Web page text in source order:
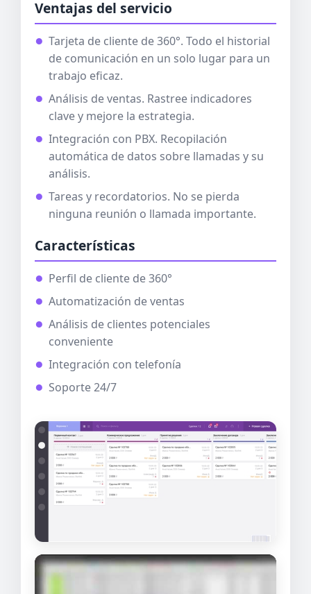
Ventajas del servicio
Tarjeta de cliente de 360°. Todo el historial
de comunicación en un solo lugar para un
trabajo eficaz.
Análisis de ventas. Rastree indicadores
clave y mejore la estrategia.
Integración con PBX. Recopilación
automática de datos sobre llamadas y su
análisis.
Tareas y recordatorios. No se pierda
ninguna reunión o llamada importante.
Características
Perfil de cliente de 360°
Automatización de ventas
Análisis de clientes potenciales
conveniente
Integración con telefonía
Soporte 24/7